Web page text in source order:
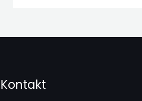
Kontakt